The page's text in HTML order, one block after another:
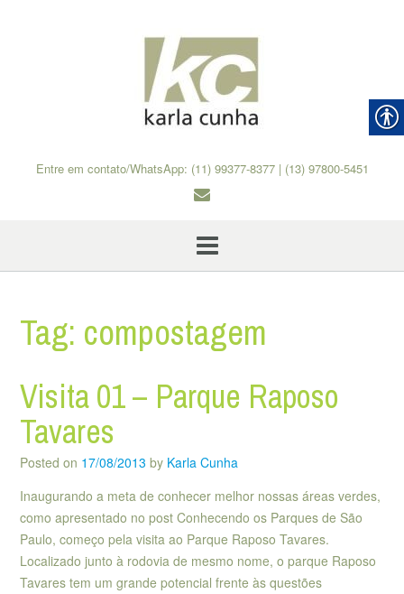
Entre em contato/WhatsApp: (11) 99377-8377 | (13) 97800-5451
Tag: compostagem
Visita 01 – Parque Raposo
Tavares
Posted on 17/08/2013 by Karla Cunha
Inaugurando a meta de conhecer melhor nossas áreas verdes,
como apresentado no post Conhecendo os Parques de São
Paulo, começo pela visita ao Parque Raposo Tavares.
Localizado junto à rodovia de mesmo nome, o parque Raposo
Tavares tem um grande potencial frente às questões